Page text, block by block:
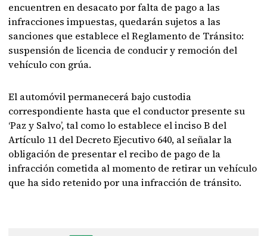
encuentren en desacato por falta de pago a las
infracciones impuestas, quedarán sujetos a las
sanciones que establece el Reglamento de Tránsito:
suspensión de licencia de conducir y remoción del
vehículo con grúa.
El automóvil permanecerá bajo custodia
correspondiente hasta que el conductor presente su
‘Paz y Salvo’, tal como lo establece el inciso B del
Artículo 11 del Decreto Ejecutivo 640, al señalar la
obligación de presentar el recibo de pago de la
infracción cometida al momento de retirar un vehículo
que ha sido retenido por una infracción de tránsito.